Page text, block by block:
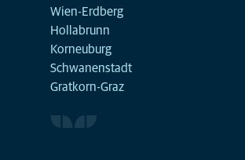
Wien-Erdberg
Hollabrunn
Korneuburg
Schwanenstadt
Gratkorn-Graz